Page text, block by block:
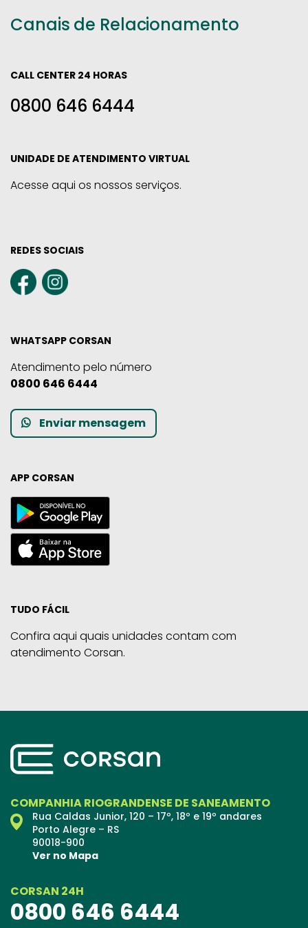
Canais de Relacionamento
CALL CENTER 24 HORAS
0800 646 6444
UNIDADE DE ATENDIMENTO VIRTUAL
Acesse aqui os nossos serviços.
REDES SOCIAIS
WHATSAPP CORSAN
Atendimento pelo número
0800 646 6444
Enviar mensagem
APP CORSAN
TUDO FÁCIL
Confira aqui quais unidades contam com
atendimento Corsan.
COMPANHIA RIOGRANDENSE DE SANEAMENTO
Rua Caldas Junior, 120 – 17º, 18º e 19º andares
Porto Alegre – RS
90018-900
Ver no Mapa
CORSAN 24H
0800 646 6444